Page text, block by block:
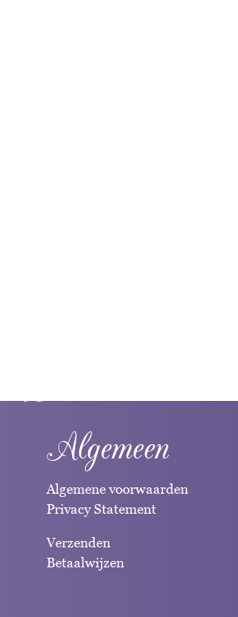
Algemeen
Algemene voorwaarden
Privacy Statement
Verzenden
Betaalwijzen